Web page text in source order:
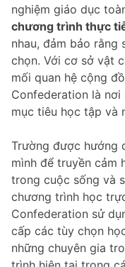
nghiệm giáo dục
chương trình thực
nhau, đảm bảo rằng
chọn. Với cơ sở vật
mối quan hệ cộng
Confederation là
mục tiêu học tập và
Trường được hướng
mình để truyền cảm
trong cuộc sống và
chương trình học
Confederation sử
cấp các tùy chọn
những chuyên gia